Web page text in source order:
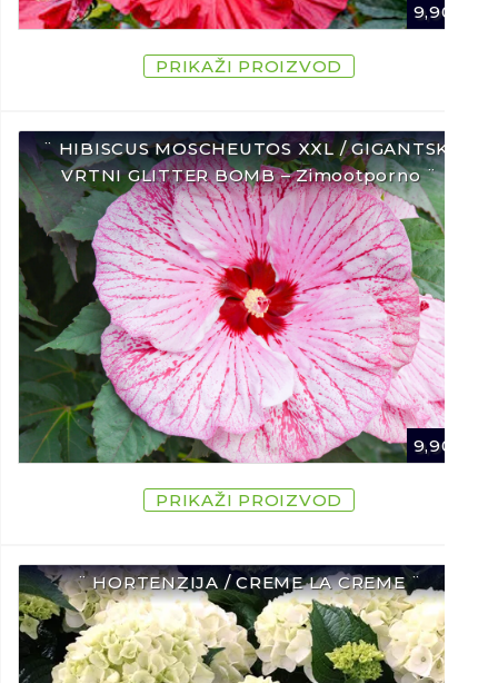
9,90
PRIKAŽI PROIZVOD
¨ HIBISCUS MOSCHEUTOS XXL / GIGANTSKI
VRTNI GLITTER BOMB – Zimootporno ¨
9,90
PRIKAŽI PROIZVOD
¨ HORTENZIJA / CREME LA CREME ¨